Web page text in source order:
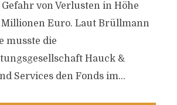
Gefahr von Verlusten in Höhe
Euro. Laut Brüllmann
musste die
Hauck &
Services den Fonds im...